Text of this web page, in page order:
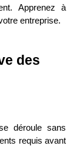
Apprenez à
entreprise.
des
déroule sans
requis avant